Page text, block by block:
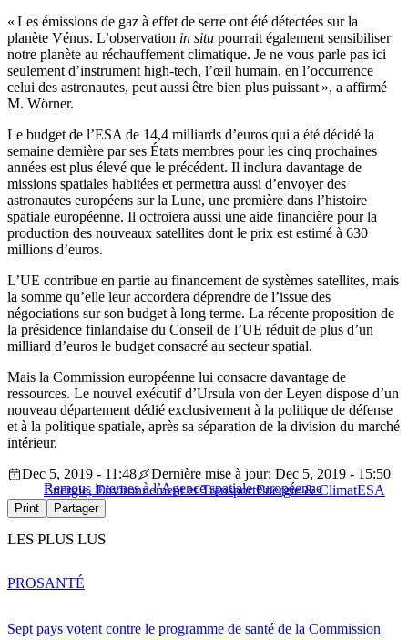
« Les émissions de gaz à effet de serre ont été détectées sur la
planète Vénus. L’observation in situ pourrait également sensibiliser
notre planète au réchauffement climatique. Je ne vous parle pas ici
seulement d’instrument high-tech, l’œil humain, en l’occurrence
celui des astronautes, peut aussi être bien plus puissant », a affirmé
M. Wörner.
Le budget de l’ESA de 14,4 milliards d’euros qui a été décidé la
semaine dernière par ses États membres pour les cinq prochaines
années est plus élevé que le précédent. Il inclura davantage de
missions spatiales habitées et permettra aussi d’envoyer des
astronautes européens sur la Lune, une première dans l’histoire
spatiale européenne. Il octroiera aussi une aide financière pour la
production des nouveaux satellites dont le prix est estimé à 630
millions d’euros.
L’UE contribue en partie au financement de systèmes satellites, mais
la somme qu’elle leur accordera déprendre de l’issue des
négociations sur son budget à long terme. La récente proposition de
la présidence finlandaise du Conseil de l’UE réduit de plus d’un
milliard d’euros le budget consacré au secteur spatial.
Mais la Commission européenne lui consacre davantage de
ressources. Le nouvel exécutif d’Ursula von der Leyen dispose d’un
nouveau département dédié exclusivement à la politique de défense
et à la politique spatiale, après sa séparation de la division du marché
intérieur.
Remous internes à l’Agence spatiale européenne
Dec 5, 2019 - 11:48
Dernière mise à jour: Dec 5, 2019 - 15:50
Energie, Environnement et TransportEnergie & ClimatESA
Print Partager
LES PLUS LUS
Sept pays votent contre le programme de santé de la Commission
PROSANTÉ